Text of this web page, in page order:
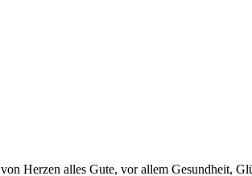
Herzen alles Gute, vor allem Gesundheit,